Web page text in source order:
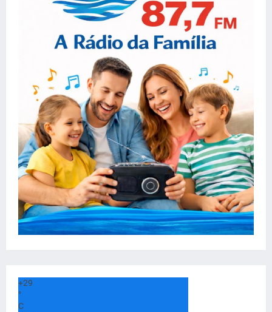
+29
°
C